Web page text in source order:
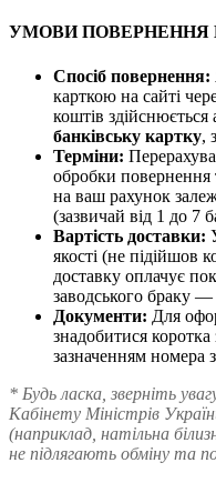
УМОВИ ПОВЕРНЕННЯ
Спосіб повернення:
карткою на сайті
коштів
банківську картку,
Терміни:
обробки повернення
на ваш рахунок
(зазвичай від 1 до 7
Вартість доставки:
якості (не підійшов
доставку оплачує
заводського браку
Документи: Для
знадобитися коротка
зазначенням номера
* Будь ласка, зверніть
Кабінету Міністрів
(наприклад, натільна
не підлягають обміну та